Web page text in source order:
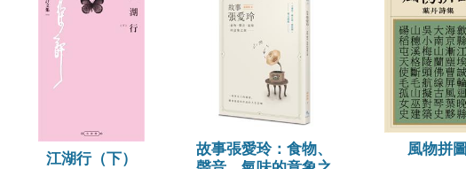
江湖行（下）
故事張愛玲：食物、
風物拼圖